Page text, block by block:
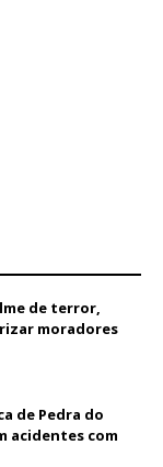
de terror,
moradores
de Pedra do
acidentes com